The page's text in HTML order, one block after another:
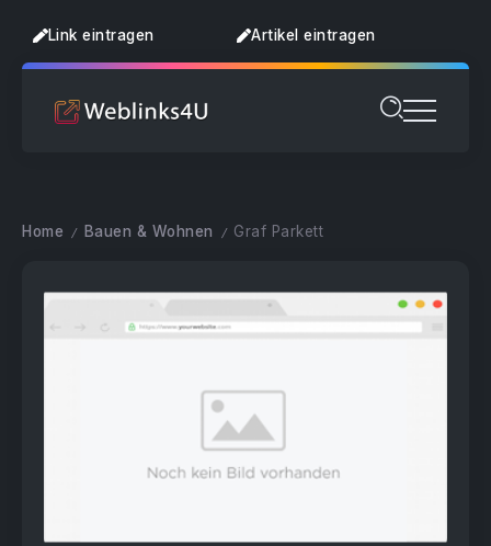
Link eintragen Artikel eintragen
Home / Bauen & Wohnen / Graf Parkett